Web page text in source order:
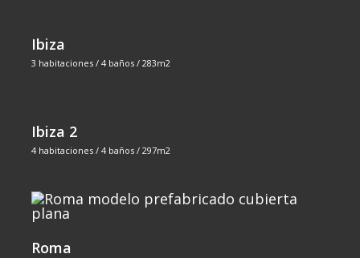
Ibiza
3 habitaciones / 4 baños / 283m2
Ibiza 2
4 habitaciones / 4 baños / 297m2
Roma